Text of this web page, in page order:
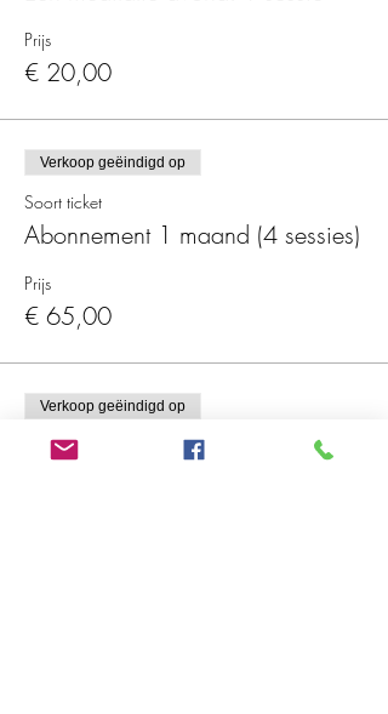
Prijs
€ 20,00
Verkoop geëindigd op
Soort ticket
Abonnement 1 maand (4 sessies)
Prijs
€ 65,00
Verkoop geëindigd op
Soort ticket